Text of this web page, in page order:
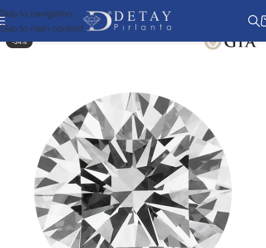
Skip to navigation
Skip to main content
-34%